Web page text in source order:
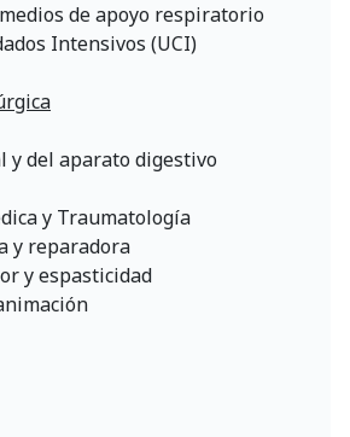
de apoyo respiratorio
Intensivos (UCI)
y del aparato digestivo
y Traumatología
y reparadora
y espasticidad